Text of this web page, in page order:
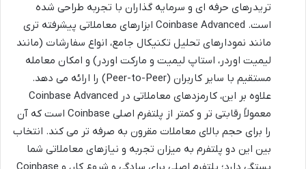
تریدرهای حرفه ای و سرمایه گذاران با تجربه طراحی شده
است. Coinbase Advanced ابزارهای معاملاتی پیشرفته تری
مانند نمودارهای تحلیل تکنیکال جامع، انواع سفارشات (مانند
لیمیت اوردر، استاپ لیمیت و مارکت اوردر) و امکان معامله
مستقیم با سایر کاربران (Peer-to-Peer) را ارائه می دهد.
علاوه بر این، کارمزدهای معاملاتی در Coinbase Advanced
معمولاً رقابتی تر و کمتر از پلتفرم اصلی Coinbase است که آن
را برای حجم بالای معاملات مقرون به صرفه تر می کند. انتخاب
بین این دو پلتفرم به میزان تجربه و نیازهای معاملاتی شما